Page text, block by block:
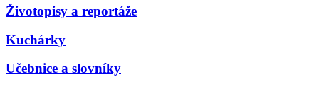
Životopisy a reportáže
Kuchárky
Učebnice a slovníky